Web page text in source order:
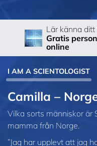
Lär känna
Gratis
online
I AM A SCIENTOLOGIST
Camilla –
Vilka sorts människor är
mamma från Norge.
”Jag har upplevt att jag